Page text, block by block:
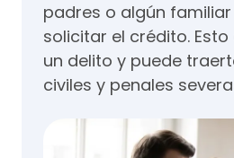
padres o algún
solicitar el crédito.
un delito y puede
civiles y penales